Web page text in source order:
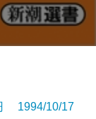
1994/10/17